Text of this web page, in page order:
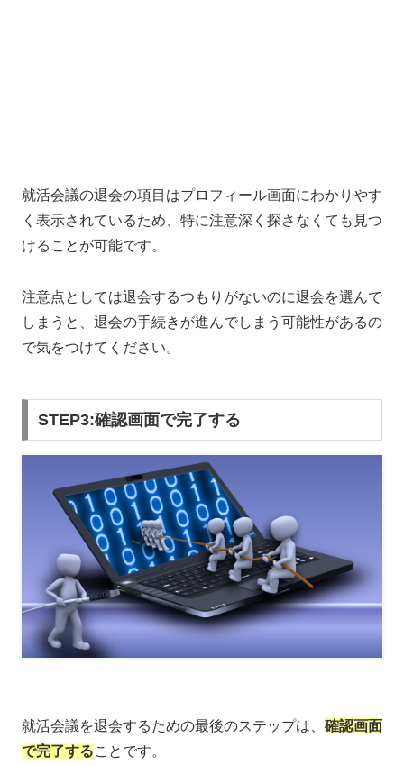
就活会議の退会の項目はプロフィール画面にわかりやす
く表示されているため、特に注意深く探さなくても見つ
けることが可能です。
注意点としては退会するつもりがないのに退会を選んで
しまうと、退会の手続きが進んでしまう可能性があるの
で気をつけてください。
STEP3:確認画面で完了する
就活会議を退会するための最後のステップは、 確認画面
で完了することです。